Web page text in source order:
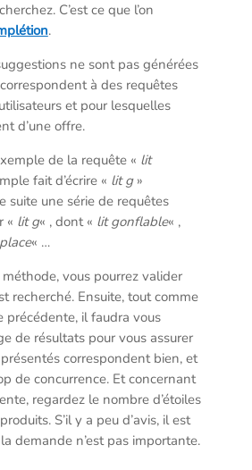
C’est ce que l’on
.
ne sont pas générées
à des requêtes
et pour lesquelles
d’une offre.
de la requête « lit
fait d’écrire « lit g»
suite une série de requêtes
« lit g« , dont « lit gonflable« ,
« …
vous pourrez valider
recherché. Ensuite, tout comme
précédente, il faudra vous
de résultats pour vous assurer
correspondent bien, et
de concurrence. Et concernant
regardez le nombre d’étoiles
S’il y a peu d’avis, il est
demande n’est pas importante.